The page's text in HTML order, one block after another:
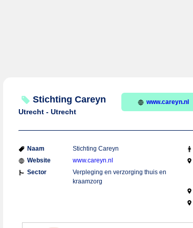
Stichting Careyn
Utrecht - Utrecht
www.careyn.nl
Naam
Stichting Careyn
Website
www.careyn.nl
Sector
Verpleging en verzorging thuis en
kraamzorg